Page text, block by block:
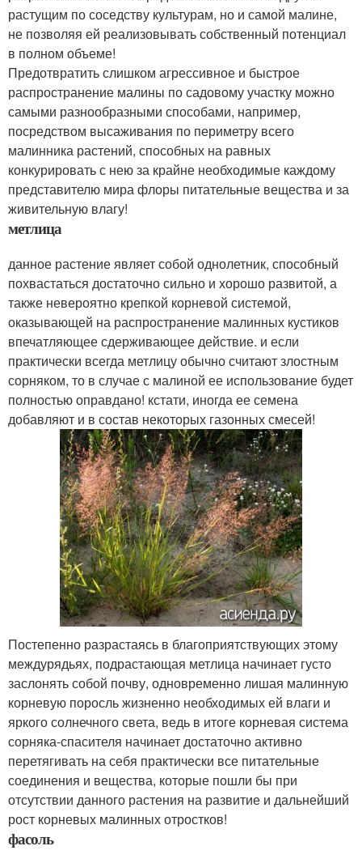
растущим по соседству культурам, но и самой малине,
не позволяя ей реализовывать собственный потенциал
в полном объеме!
Предотвратить слишком агрессивное и быстрое
распространение малины по садовому участку можно
самыми разнообразными способами, например,
посредством высаживания по периметру всего
малинника растений, способных на равных
конкурировать с нею за крайне необходимые каждому
представителю мира флоры питательные вещества и за
живительную влагу!
метлица
данное растение являет собой однолетник, способный
похвастаться достаточно сильно и хорошо развитой, а
также невероятно крепкой корневой системой,
оказывающей на распространение малинных кустиков
впечатляющее сдерживающее действие. и если
практически всегда метлицу обычно считают злостным
сорняком, то в случае с малиной ее использование будет
полностью оправдано! кстати, иногда ее семена
добавляют и в состав некоторых газонных смесей!
Постепенно разрастаясь в благоприятствующих этому
междурядьях, подрастающая метлица начинает густо
заслонять собой почву, одновременно лишая малинную
корневую поросль жизненно необходимых ей влаги и
яркого солнечного света, ведь в итоге корневая система
сорняка-спасителя начинает достаточно активно
перетягивать на себя практически все питательные
соединения и вещества, которые пошли бы при
отсутствии данного растения на развитие и дальнейший
рост корневых малинных отростков!
фасоль